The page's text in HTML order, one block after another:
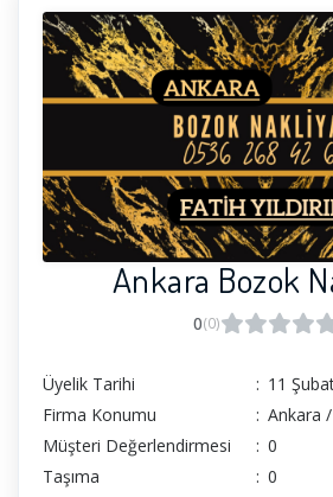
Ankara Bozok
0(0)
Üyelik Tarihi : 11
Firma Konumu
: Ankara
Müşteri Değerlendirmesi
: 0
Taşıma
: 0